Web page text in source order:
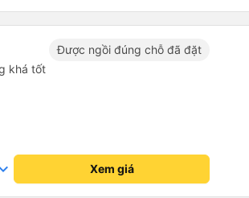
Được ngồi đúng chỗ đã đặt
khá tốt
Xem giá